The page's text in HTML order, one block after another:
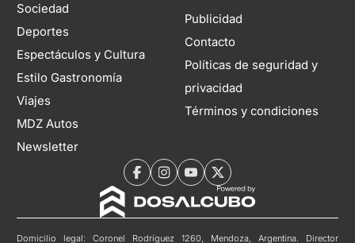
Sociedad
Deportes
Espectáculos y Cultura
Estilo Gastronomía
Viajes
MDZ Autos
Newsletter
Publicidad
Contacto
Políticas de seguridad y
privacidad
Términos y condiciones
Domicilio legal: Coronel Rodríguez 1260, Mendoza, Argentina. Director